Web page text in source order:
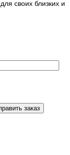
своих близких и
заказ